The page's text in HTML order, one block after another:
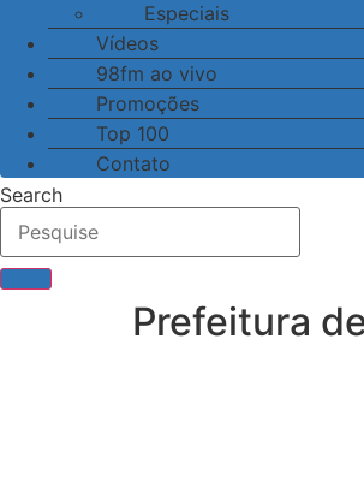
Especiais
Vídeos
98fm ao vivo
Promoções
Top 100
Contato
Search
Prefeitura